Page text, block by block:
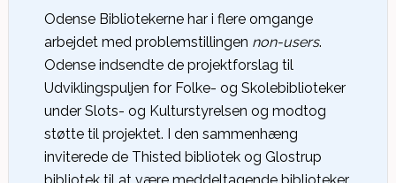
Odense Bibliotekerne har i flere omgange
arbejdet med problemstillingen non-users.
Odense indsendte de projektforslag til
Udviklingspuljen for Folke- og Skolebiblioteker
under Slots- og Kulturstyrelsen og modtog
støtte til projektet. I den sammenhæng
inviterede de Thisted bibliotek og Glostrup